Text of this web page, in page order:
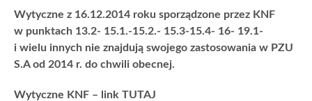
Wytyczne z 16.12.2014 roku sporządzone przez KNF
w punktach 13.2- 15.1.-15.2.- 15.3-15.4- 16- 19.1-
i wielu innych nie znajdują swojego zastosowania w PZU
S.A od 2014 r. do chwili obecnej.
Wytyczne KNF – link TUTAJ